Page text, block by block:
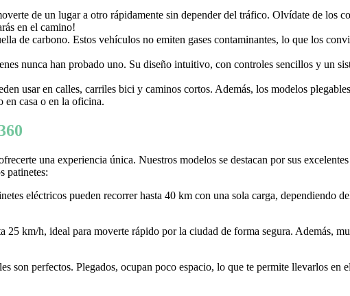
de un lugar a otro rápidamente sin depender del tráfico. Olvídate de los
en el camino!
de carbono. Estos vehículos no emiten gases contaminantes, lo que los
nunca han probado uno. Su diseño intuitivo, con controles sencillos y un
usar en calles, carriles bici y caminos cortos. Además, los modelos
en casa o en la oficina.
una experiencia única. Nuestros modelos se destacan por sus
patinetes:
eléctricos pueden recorrer hasta 40 km con una sola carga, dependiendo
km/h, ideal para moverte rápido por la ciudad de forma segura. Además,
son perfectos. Plegados, ocupan poco espacio, lo que te permite llevarlos en